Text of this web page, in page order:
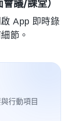
議/課堂）
App 即時錄
節。
行動項目